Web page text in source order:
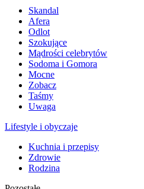
Skandal
Afera
Odlot
Szokujące
Mądrości celebrytów
Sodoma i Gomora
Mocne
Zobacz
Taśmy
Uwaga
Lifestyle i obyczaje
Kuchnia i przepisy
Zdrowie
Rodzina